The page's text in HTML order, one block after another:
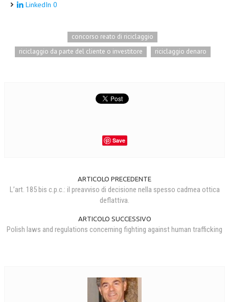
LinkedIn 0
concorso reato di riciclaggio
riciclaggio da parte del cliente o investitore
riciclaggio denaro
Save
ARTICOLO PRECEDENTE
L’art. 185 bis c.p.c.: il preavviso di decisione nella spesso cadmea ottica
deflattiva.
ARTICOLO SUCCESSIVO
Polish laws and regulations concerning fighting against human trafficking